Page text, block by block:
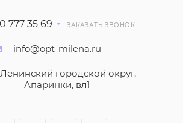
777 35 69 ЗАКАЗАТЬ ЗВОНОК
info@opt-milena.ru
городской округ,
Апаринки, вл1